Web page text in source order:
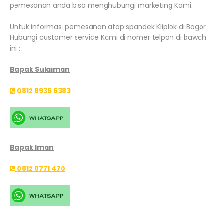
pemesanan anda bisa menghubungi marketing Kami.
Untuk informasi pemesanan atap spandek Kliplok di Bogor
Hubungi customer service Kami di nomer telpon di bawah
ini :
Bapak Sulaiman
0812 8936 6383
Bapak Iman
0812 8771 470